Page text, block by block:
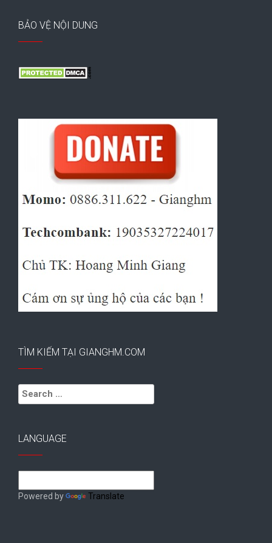
BẢO VỆ NỘI DUNG
TÌM KIẾM TẠI GIANGHM.COM
Search
for:
LANGUAGE
Powered by Translate